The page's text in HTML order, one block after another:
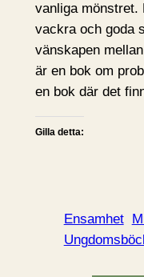
vanliga mönstret.
vackra och goda
vänskapen
är en bok om
en bok där det
Gilla detta:
Ensamhet